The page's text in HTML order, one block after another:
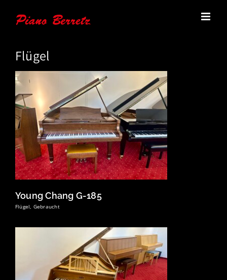
Inhalt
Flügel
Young Chang G-185
Flügel Gebraucht